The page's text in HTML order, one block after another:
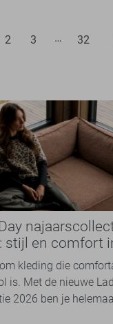
2 3 32
stijl en comfort
kleding die
is. Met de nieuwe
2026 ben je